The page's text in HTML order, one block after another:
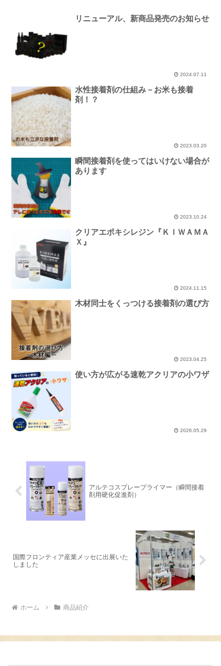
リニューアル、新商品発売のお知らせ
2024.07.11
水性接着剤の仕組み－お米も接着
剤！？
2023.03.20
瞬間接着剤を使ってはいけない場合が
あります
2023.10.24
クリアエポキシレジン『ＫＩＷＡＭＡ
Ｘ』
2024.11.15
木材同士をくっつける接着剤の選び方
2023.04.25
使い方が広がる速乾アクリアの小ワザ
2026.05.29
アルテコスプレープライマー（瞬間接着
剤用硬化促進剤）
国際フロンティア産業メッセに出展いた
しました
ホーム 商品紹介